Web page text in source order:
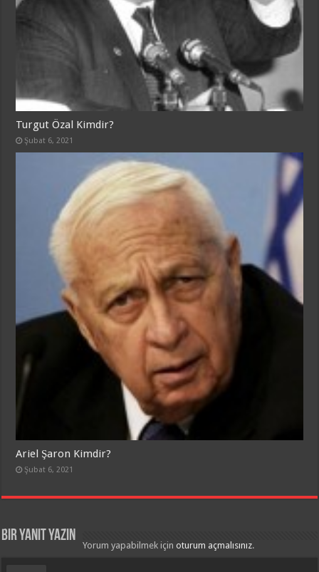
Turgut Özal Kimdir?
Şubat 6, 2021
Ariel Şaron Kimdir?
Şubat 6, 2021
Bir yanıt yazın
Yorum yapabilmek içinoturum açmalısınız.